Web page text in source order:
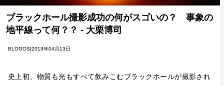
ブラックホール撮影成功の何がスゴいの？ 事象の
地平線って何？？ - 大栗博司
BLOGOS|2019年04月13日
史上初、物質も光もすべて飲みこむブラックホールが撮影され